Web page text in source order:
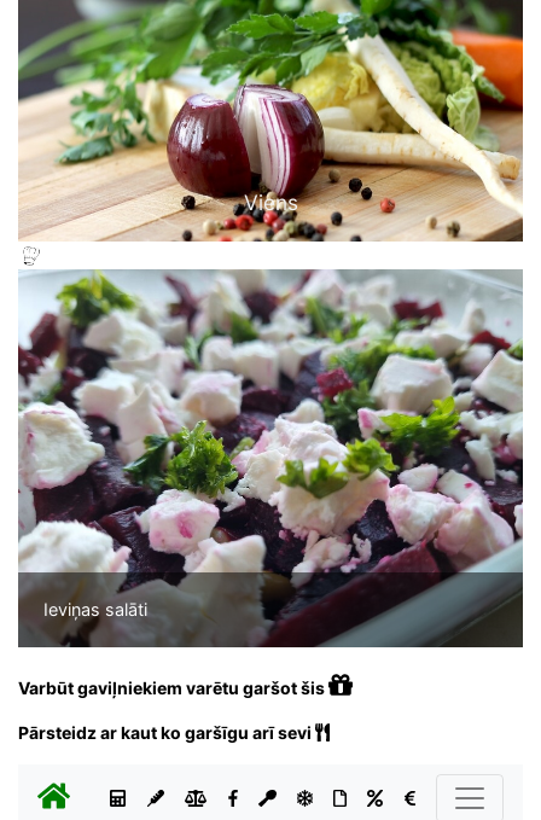
Viens
Ieviņas salāti
Varbūt gaviļniekiem varētu garšot šis
Pārsteidz ar kaut ko garšīgu arī sevi